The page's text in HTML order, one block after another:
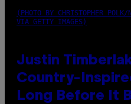
(PHOTO BY CHRISTOPHER POLK/
VIA GETTY IMAGES)
Justin
Country-
Long Before It